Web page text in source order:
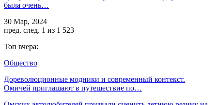
была очень…
30 Мар, 2024
пред. след. 1 из 1 523
Топ вчера:
Общество
Дореволюционные модники и современный контекст.
Омичей приглашают в путешествие по…